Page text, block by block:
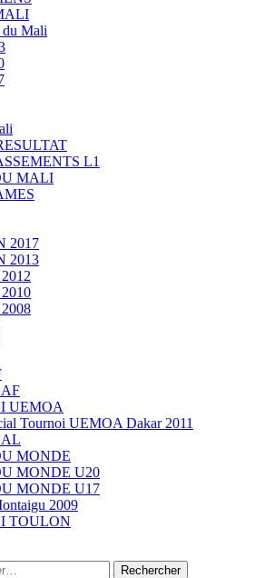
du Mali
L1
MALI
2017
2013
UEMOA
Tournoi UEMOA Dakar 2011
MONDE
MONDE U20
MONDE U17
2009
TOULON